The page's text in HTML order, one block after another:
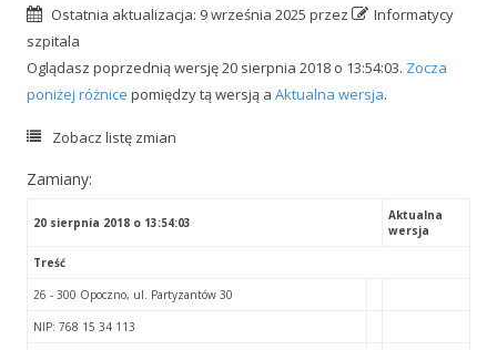
Ostatnia aktualizacja: 9 września 2025 przez
Informatycy
szpitala
Oglądasz poprzednią wersję 20 sierpnia 2018 o 13:54:03. Zocza
poniżej różnice pomiędzy tą wersją a Aktualna wersja.
Zobacz listę zmian
Zamiany:
20 sierpnia 2018 o 13:54:03
Aktualna
wersja
Treść
26 - 300 Opoczno, ul. Partyzantów 30
NIP: 768 15 34 113